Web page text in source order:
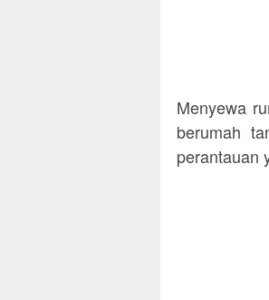
Menyewa
berumah
perantauan